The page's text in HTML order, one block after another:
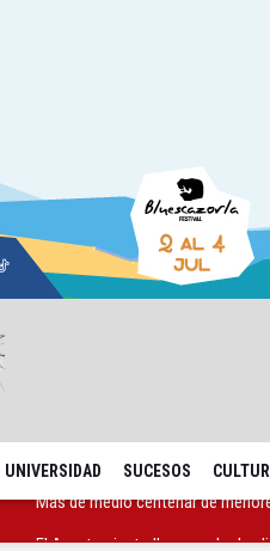
UNIVERSIDAD SUCESOS